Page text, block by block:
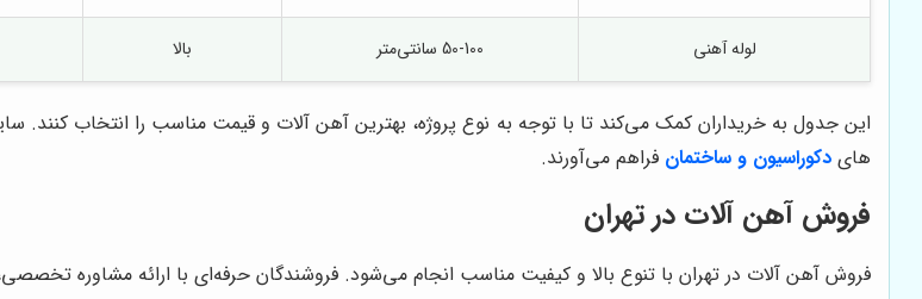
لوله آهنی 50-100 سانتی‌متر بالا
این جدول به خریداران کمک می‌کند تا با توجه به نوع پروژه، بهترین آهن آلات و قیمت مناسب را انتخاب
های دکوراسیون و ساختمان فراهم می‌آورند.
فروش آهن آلات در تهران
فروش آهن آلات در تهران با تنوع بالا و کیفیت مناسب انجام می‌شود. فروشندگان حرفه‌ای با ارائه مشاوره